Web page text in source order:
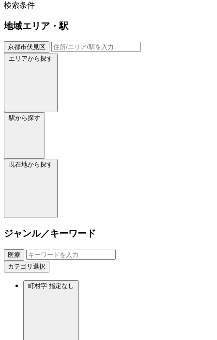
検索条件
地域エリア・駅
京都市伏見区
エリアから探す
駅から探す
現在地から探す
ジャンル／キーワード
医療
カテゴリ選択
町村字 指定なし